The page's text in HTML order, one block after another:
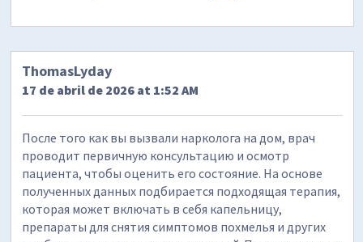
ThomasLyday
17 de abril de 2026 at 1:52 AM
После того как вы вызвали нарколога на дом, врач
проводит первичную консультацию и осмотр
пациента, чтобы оценить его состояние. На основе
полученных данных подбирается подходящая терапия,
которая может включать в себя капельницу,
препараты для снятия симптомов похмелья и других